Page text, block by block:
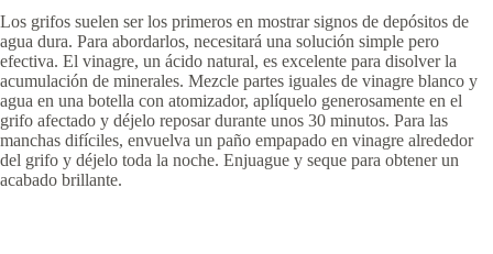
Los grifos suelen ser los primeros en mostrar signos de depósitos de
agua dura. Para abordarlos, necesitará una solución simple pero
efectiva. El vinagre, un ácido natural, es excelente para disolver la
acumulación de minerales. Mezcle partes iguales de vinagre blanco y
agua en una botella con atomizador, aplíquelo generosamente en el
grifo afectado y déjelo reposar durante unos 30 minutos. Para las
manchas difíciles, envuelva un paño empapado en vinagre alrededor
del grifo y déjelo toda la noche. Enjuague y seque para obtener un
acabado brillante.